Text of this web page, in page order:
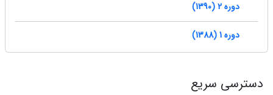
دوره 2 (1390)
دوره 1 (1388)
دسترسی سریع